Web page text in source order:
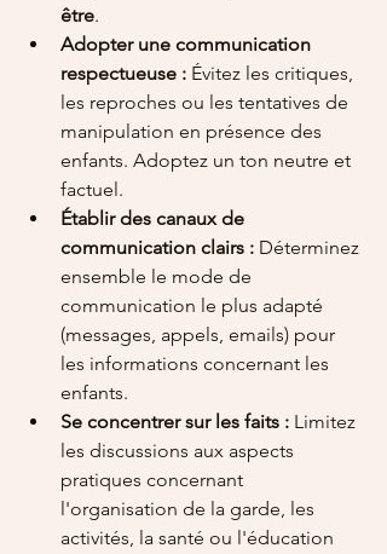
être.
Adopter une communication
respectueuse : Évitez les critiques,
les reproches ou les tentatives de
manipulation en présence des
enfants. Adoptez un ton neutre et
factuel.
Établir des canaux de
communication clairs : Déterminez
ensemble le mode de
communication le plus adapté
(messages, appels, emails) pour
les informations concernant les
enfants.
Se concentrer sur les faits : Limitez
les discussions aux aspects
pratiques concernant
l'organisation de la garde, les
activités, la santé ou l'éducation